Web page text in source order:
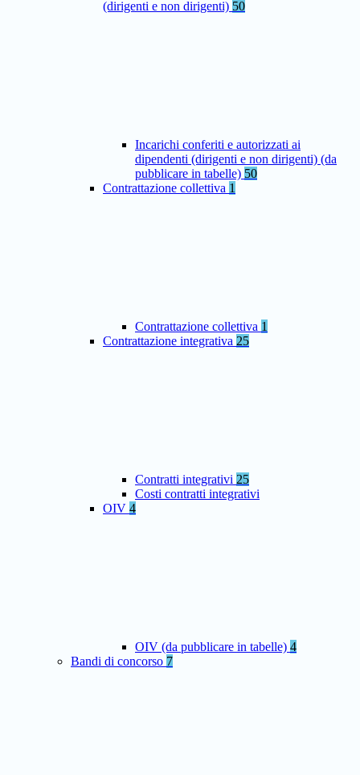
(dirigenti e non dirigenti) 50
Incarichi conferiti e autorizzati ai
dipendenti (dirigenti e non dirigenti) (da
pubblicare in tabelle) 50
Contrattazione collettiva 1
Contrattazione collettiva 1
Contrattazione integrativa 25
Contratti integrativi 25
Costi contratti integrativi
OIV 4
OIV (da pubblicare in tabelle) 4
Bandi di concorso 7